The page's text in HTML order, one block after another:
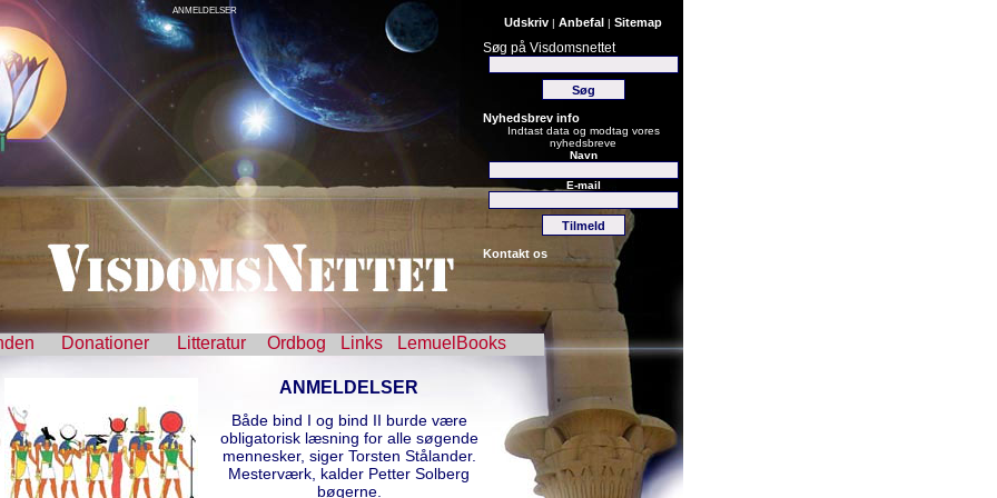
Udskriv | Anbefal | Sitemap
Søg på Visdomsnettet
Nyhedsbrev info
Indtast data og modtag vores
nyhedsbreve
Navn
E-mail
Kontakt os
ANMELDELSER
Donationer Litteratur Ordbog Links LemuelBooks
ANMELDELSER
Både bind I og bind II burde være
obligatorisk læsning for alle søgende
mennesker, siger Torsten Stålander.
Mesterværk, kalder Petter Solberg
bøgerne.